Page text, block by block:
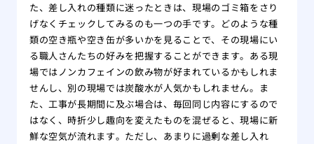
た、差し入れの種類に迷ったときは、現場のゴミ箱をさり
げなくチェックしてみるのも一つの手です。どのような種
類の空き瓶や空き缶が多いかを見ることで、その現場にい
る職人さんたちの好みを把握することができます。ある現
場ではノンカフェインの飲み物が好まれているかもしれま
せんし、別の現場では炭酸水が人気かもしれません。ま
た、工事が長期間に及ぶ場合は、毎回同じ内容にするので
はなく、時折少し趣向を変えたものを混ぜると、現場に新
鮮な空気が流れます。ただし、あまりに過剰な差し入れ